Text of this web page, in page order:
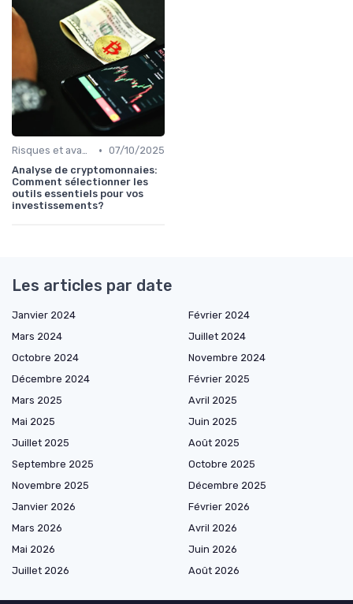
Risques et avantages • 07/10/2025
Analyse de cryptomonnaies:
Comment sélectionner les
outils essentiels pour vos
investissements?
Les articles par date
Janvier 2024
Février 2024
Mars 2024
Juillet 2024
Octobre 2024
Novembre 2024
Décembre 2024
Février 2025
Mars 2025
Avril 2025
Mai 2025
Juin 2025
Juillet 2025
Août 2025
Septembre 2025
Octobre 2025
Novembre 2025
Décembre 2025
Janvier 2026
Février 2026
Mars 2026
Avril 2026
Mai 2026
Juin 2026
Juillet 2026
Août 2026